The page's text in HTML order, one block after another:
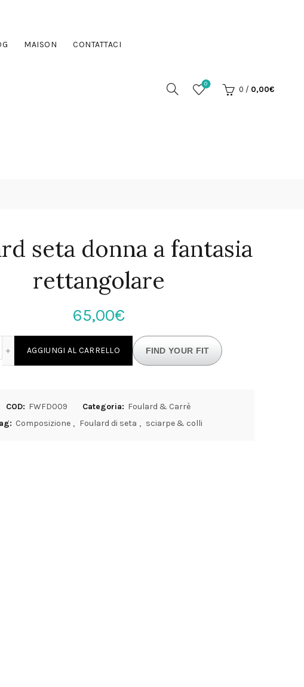
MAISON CONTATTACI
0
0 / 0,00€
seta donna a fantasia
rettangolare
65,00€
seta donna a fantasia rettangolare quantità
AGGIUNGI AL CARRELLO
FIND YOUR FIT
COD: FWFD009 Categoria: Foulard & Carrè
Composizione , Foulard di seta , sciarpe & colli